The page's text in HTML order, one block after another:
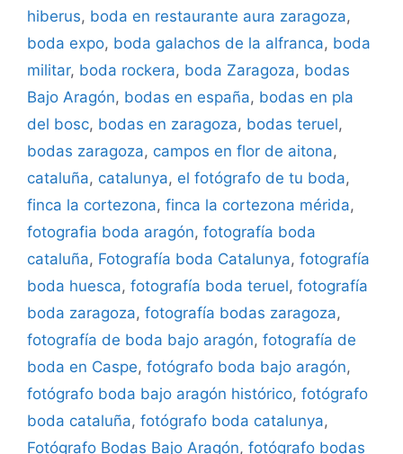
hiberus, boda en restaurante aura zaragoza,
boda expo, boda galachos de la alfranca, boda
militar, boda rockera, boda Zaragoza, bodas
Bajo Aragón, bodas en españa, bodas en pla
del bosc, bodas en zaragoza, bodas teruel,
bodas zaragoza, campos en flor de aitona,
cataluña, catalunya, el fotógrafo de tu boda,
finca la cortezona, finca la cortezona mérida,
fotografia boda aragón, fotografía boda
cataluña, Fotografía boda Catalunya, fotografía
boda huesca, fotografía boda teruel, fotografía
boda zaragoza, fotografía bodas zaragoza,
fotografía de boda bajo aragón, fotografía de
boda en Caspe, fotógrafo boda bajo aragón,
fotógrafo boda bajo aragón histórico, fotógrafo
boda cataluña, fotógrafo boda catalunya,
Fotógrafo Bodas Bajo Aragón, fotógrafo bodas